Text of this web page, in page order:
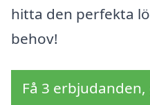
hitta den perfekta
behov!
Få 3